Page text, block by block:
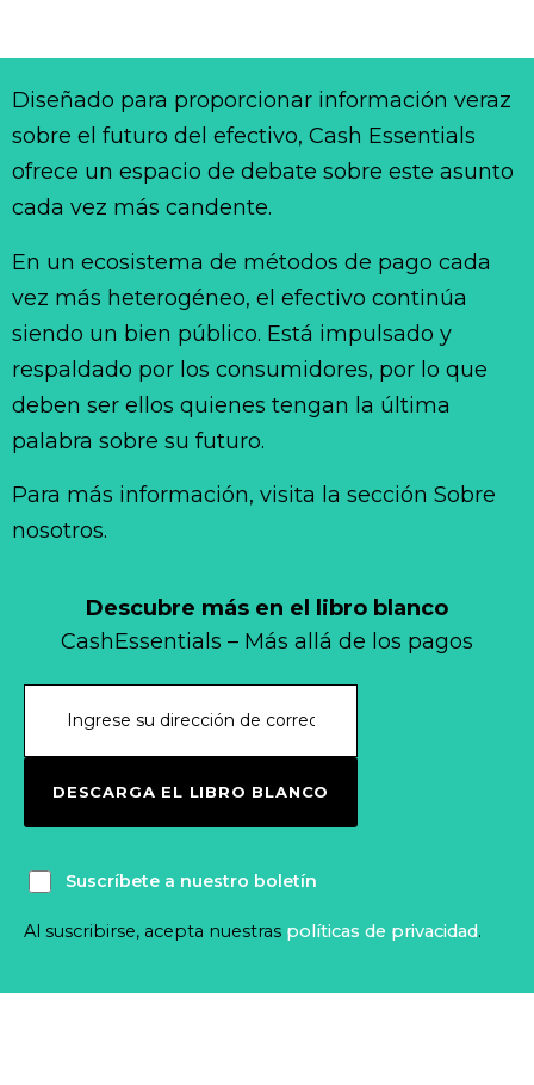
Descubre más en el libro blanco
CashEssentials – Más allá de los pagos
DESCARGA EL LIBRO BLANCO
Suscríbete a nuestro boletín
Al suscribirse, acepta nuestras políticas de privacidad.
Diseñado para proporcionar información veraz
sobre el futuro del efectivo, Cash Essentials
ofrece un espacio de debate sobre este asunto
cada vez más candente.
En un ecosistema de métodos de pago cada
vez más heterogéneo, el efectivo continúa
siendo un bien público. Está impulsado y
respaldado por los consumidores, por lo que
deben ser ellos quienes tengan la última
palabra sobre su futuro.
Para más información, visita la sección Sobre
nosotros.